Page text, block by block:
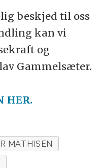
beskjed til oss
kan vi
og
Gammelsæter.
HER.
MATHISEN